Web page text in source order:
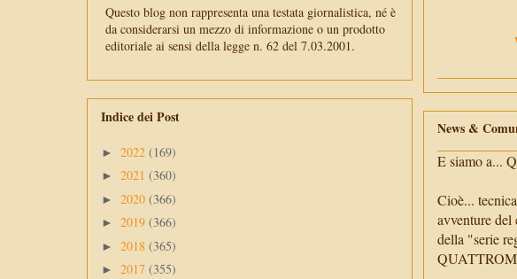
News &
E siamo a...
Cioè...
avventure del
della "serie
Questo blog non rappresenta una testata giornalistica, né è
da considerarsi un mezzo di informazione o un prodotto
editoriale ai sensi della legge n. 62 del 7.03.2001.
Indice dei Post
► 2022 (169)
► 2021 (360)
► 2020 (366)
► 2019 (366)
► 2018 (365)
► 2017 (355)